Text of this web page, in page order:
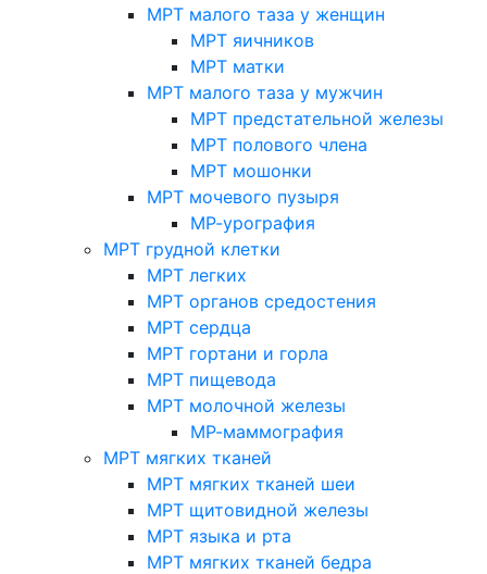
МРТ малого таза у женщин
МРТ яичников
МРТ матки
МРТ малого таза у мужчин
МРТ предстательной железы
МРТ полового члена
МРТ мошонки
МРТ мочевого пузыря
МР-урография
МРТ грудной клетки
МРТ легких
МРТ органов средостения
МРТ сердца
МРТ гортани и горла
МРТ пищевода
МРТ молочной железы
МР-маммография
МРТ мягких тканей
МРТ мягких тканей шеи
МРТ щитовидной железы
МРТ языка и рта
МРТ мягких тканей бедра